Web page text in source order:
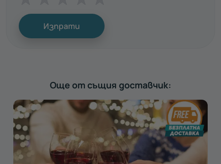
Изпрати
Още от същия доставчик: